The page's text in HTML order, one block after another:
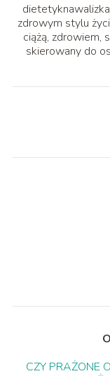
zdrowym stylu
ciążą, zdrowiem,
skierowany do
CZY PRAŻONE